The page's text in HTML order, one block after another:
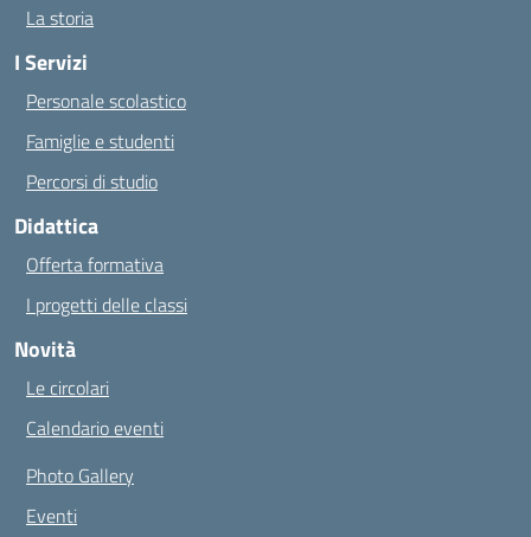
La storia
I Servizi
Personale scolastico
Famiglie e studenti
Percorsi di studio
Didattica
Offerta formativa
I progetti delle classi
Novità
Le circolari
Calendario eventi
Photo Gallery
Eventi